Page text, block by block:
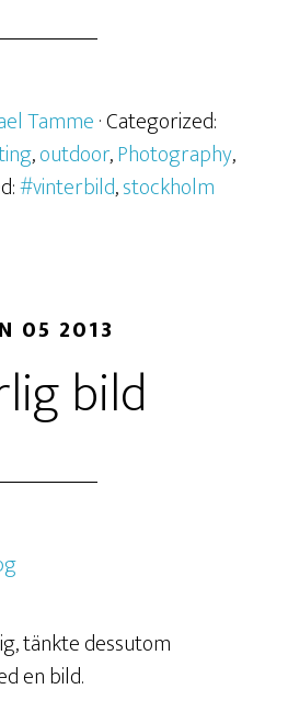
Tamme· Categorized:
,outdoor,Photography,
#vinterbild,stockholm
05 2013
bild
tänkte dessutom
en bild.